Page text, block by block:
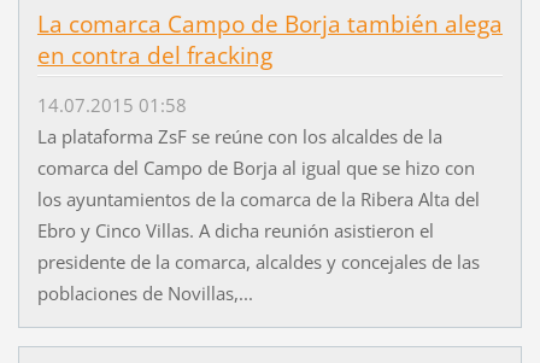
La comarca Campo de Borja también alega
en contra del fracking
14.07.2015 01:58
La plataforma ZsF se reúne con los alcaldes de la
comarca del Campo de Borja al igual que se hizo con
los ayuntamientos de la comarca de la Ribera Alta del
Ebro y Cinco Villas. A dicha reunión asistieron el
presidente de la comarca, alcaldes y concejales de las
poblaciones de Novillas,...